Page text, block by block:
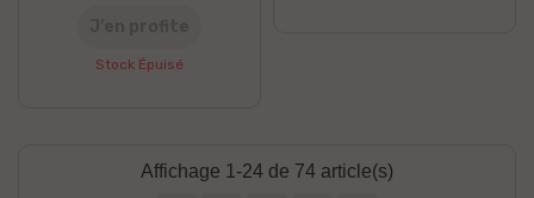
Stock Épuisé
Affichage 1-24 de 74 article(s)